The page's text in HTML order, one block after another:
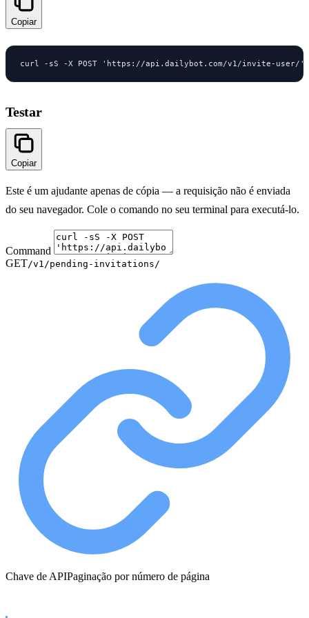
Copiar
curl -sS -X POST 'https://api.dailybot.com/v1/invite-user/' -H
Testar
Copiar
Este é um ajudante apenas de cópia — a requisição não é enviada
do seu navegador. Cole o comando no seu terminal para executá-lo.
Command
GET/v1/pending-invitations/
Chave de APIPaginação por número de página